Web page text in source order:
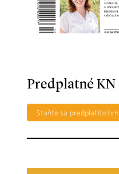
Predplatné KN
Staňte sa predplatiteľom